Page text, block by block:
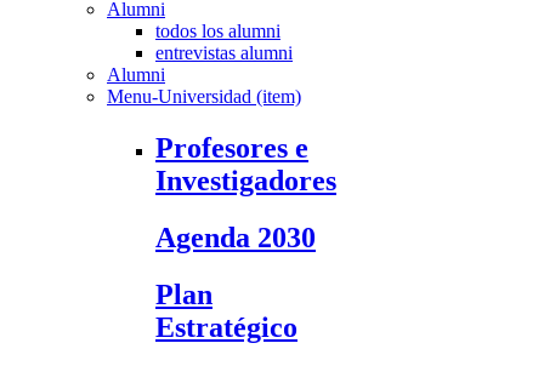
Alumni
todos los alumni
entrevistas alumni
Alumni
Menu-Universidad (item)
Profesores e
Investigadores
Agenda 2030
Plan
Estratégico